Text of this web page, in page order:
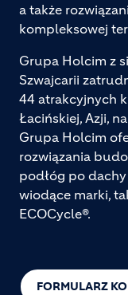
FORMULARZ
a także
kompleksowej
Grupa Holcim z
Szwajcarii
44 atrakcyjnych
Łacińskiej, Azji,
Grupa Holcim
rozwiązania
podłóg po
wiodące marki,
ECOCycle®.